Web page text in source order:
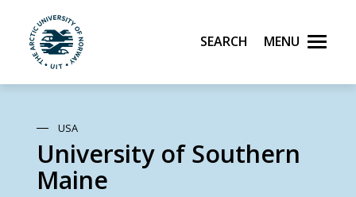
Skip to main content
UiT The Arctic University of Norway
Search Menu
USA
University of Southern
Maine